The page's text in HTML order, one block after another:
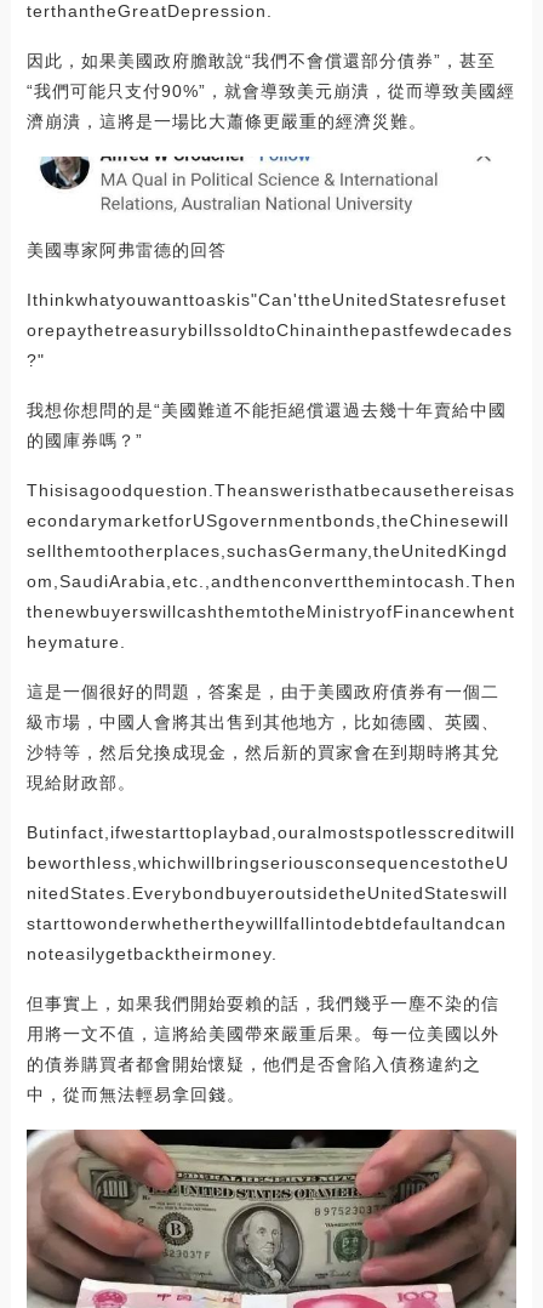
terthantheGreatDepression.
因此，如果美國政府膽敢說“我們不會償還部分債券”，甚至
“我們可能只支付90%”，就會導致美元崩潰，從而導致美國經
濟崩潰，這將是一場比大蕭條更嚴重的經濟災難。
美國專家阿弗雷德的回答
Ithinkwhatyouwanttoaskis"Can'ttheUnitedStatesrefuset
orepaythetreasurybillssoldtoChinainthepastfewdecades
?"
我想你想問的是“美國難道不能拒絕償還過去幾十年賣給中國
的國庫券嗎？”
Thisisagoodquestion.Theansweristhatbecausethereisas
econdarymarketforUSgovernmentbonds,theChinesewill
sellthemtootherplaces,suchasGermany,theUnitedKingd
om,SaudiArabia,etc.,andthenconvertthemintocash.Then
thenewbuyerswillcashthemtotheMinistryofFinancewhent
heymature.
這是一個很好的問題，答案是，由于美國政府債券有一個二
級市場，中國人會將其出售到其他地方，比如德國、英國、
沙特等，然后兌換成現金，然后新的買家會在到期時將其兌
現給財政部。
Butinfact,ifwestarttoplaybad,ouralmostspotlesscreditwill
beworthless,whichwillbringseriousconsequencestotheU
nitedStates.EverybondbuyeroutsidetheUnitedStateswill
starttowonderwhethertheywillfallintodebtdefaultandcan
noteasilygetbacktheirmoney.
但事實上，如果我們開始耍賴的話，我們幾乎一塵不染的信
用將一文不值，這將給美國帶來嚴重后果。每一位美國以外
的債券購買者都會開始懷疑，他們是否會陷入債務違約之
中，從而無法輕易拿回錢。